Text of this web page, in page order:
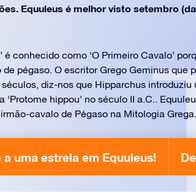
Equuleus é melhor visto setembro
é conhecido como ‘O Primeiro Cavalo’
pégaso. O escritor Grego Geminus que
diz-nos que Hipparchus introduziu
hippou’ no século II a.C..
cavalo de Pégaso na Mitologia Grega.
a uma estrela em Equuleus!